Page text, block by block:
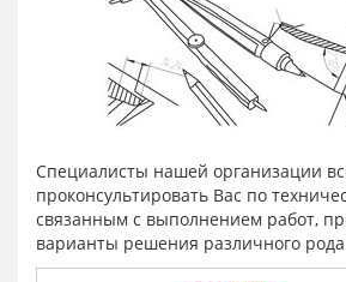
Специалисты нашей организации
проконсультировать Вас по
связанным с выполнением работ,
варианты решения различного